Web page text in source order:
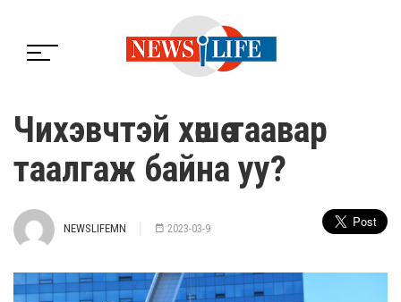
Чихэвчтэй хөшөө таавар
таалгаж байна уу?
NEWSLIFEMN 2023-03-9